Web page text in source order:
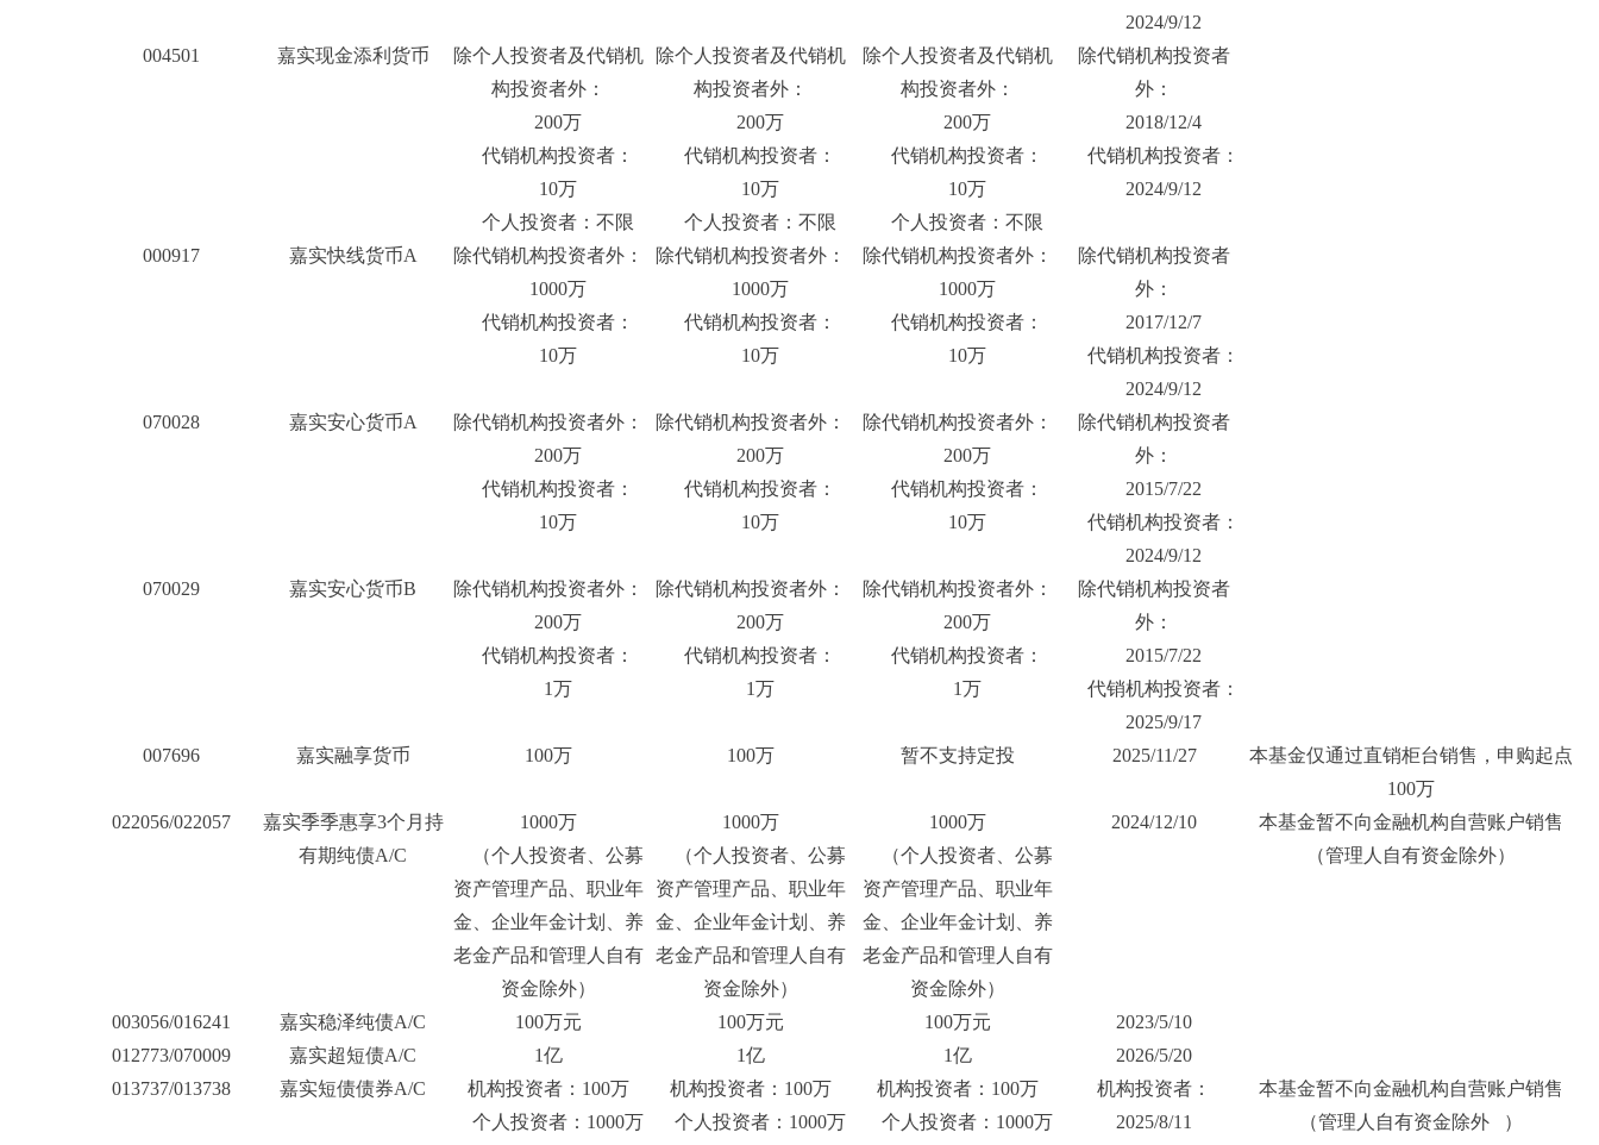
2024/9/12
004501
嘉实现金添利货币
除个人投资者及代销机
构投资者外：
200万
代销机构投资者：
10万
个人投资者：不限
除个人投资者及代销机
构投资者外：
200万
代销机构投资者：
10万
个人投资者：不限
除个人投资者及代销机
构投资者外：
200万
代销机构投资者：
10万
个人投资者：不限
除代销机构投资者
外：
2018/12/4
代销机构投资者：
2024/9/12
000917 嘉实快线货币A
除代销机构投资者外：
1000万
代销机构投资者：
10万
除代销机构投资者外：
1000万
代销机构投资者：
10万
除代销机构投资者外：
1000万
代销机构投资者：
10万
除代销机构投资者
外：
2017/12/7
代销机构投资者：
2024/9/12
070028
嘉实安心货币A
除代销机构投资者外：
200万
代销机构投资者：
10万
除代销机构投资者外：
200万
代销机构投资者：
10万
除代销机构投资者外：
200万
代销机构投资者：
10万
除代销机构投资者
外：
2015/7/22
代销机构投资者：
2024/9/12
070029
嘉实安心货币B
除代销机构投资者外：
200万
代销机构投资者：
1万
除代销机构投资者外：
200万
代销机构投资者：
1万
除代销机构投资者外：
200万
代销机构投资者：
1万
除代销机构投资者
外：
2015/7/22
代销机构投资者：
2025/9/17
007696
嘉实融享货币 100万 100万 暂不支持定投 2025/11/27
本基金仅通过直销柜台销售，申购起点
100万
022056/022057
嘉实季季惠享3个月持
有期纯债A/C
1000万
（个人投资者、公募
资产管理产品、职业年
金、企业年金计划、养
老金产品和管理人自有
资金除外）
1000万
（个人投资者、公募
资产管理产品、职业年
金、企业年金计划、养
老金产品和管理人自有
资金除外）
1000万
（个人投资者、公募
资产管理产品、职业年
金、企业年金计划、养
老金产品和管理人自有
资金除外）
2024/12/10
本基金暂不向金融机构自营账户销售
（管理人自有资金除外）
003056/016241 嘉实稳泽纯债A/C 100万元 100万元 100万元
2023/5/10
012773/070009
嘉实超短债A/C 1亿 1亿 1亿
2026/5/20
013737/013738
嘉实短债债券A/C
机构投资者：100万
个人投资者：1000万
机构投资者：100万
个人投资者：1000万
机构投资者：100万
个人投资者：1000万
机构投资者：
2025/8/11
本基金暂不向金融机构自营账户销售
（管理人自有资金除外 ）